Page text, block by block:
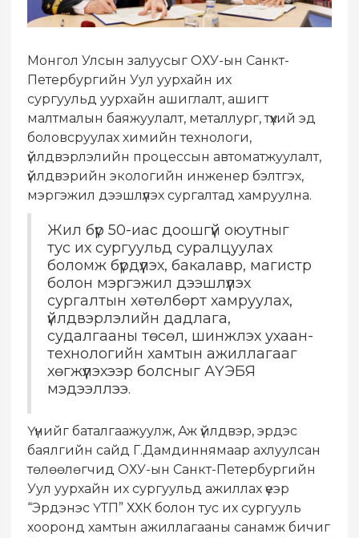
Монгол Улсын залуусыг ОХУ-ын Санкт-
Петербургийн Уул уурхайн их
сургуульд уурхайн ашиглалт, ашигт
малтмалын баяжуулалт, металлург, түүхий эд
боловсруулах химийн технологи,
үйлдвэрлэлийн процессын автоматжуулалт,
үйлдвэрийн экологийн инженер бэлтгэх,
мэргэжил дээшлүүлэх сургалтад хамруулна.
Жил бүр 50-иас доошгүй оюутныг
тус их сургуульд суралцуулах
боломж бүрдүүлэх, бакалавр, магистр
болон мэргэжил дээшлүүлэх
сургалтын хөтөлбөрт хамруулах,
үйлдвэрлэлийн дадлага,
судалгааны төсөл, шинжлэх ухаан-
технологийн хамтын ажиллагааг
хөгжүүлэхээр болсныг АҮЭБЯ
мэдээллээ.
Үүнийг баталгаажуулж, Аж үйлдвэр, эрдэс
баялгийн сайд Г.Дамдиннямаар ахлуулсан
төлөөлөгчид ОХУ-ын Санкт-Петербургийн
Уул уурхайн их сургуульд ажиллах үеэр
“Эрдэнэс ҮТП” ХХК болон тус их сургууль
хооронд хамтын ажиллагааны санамж бичиг